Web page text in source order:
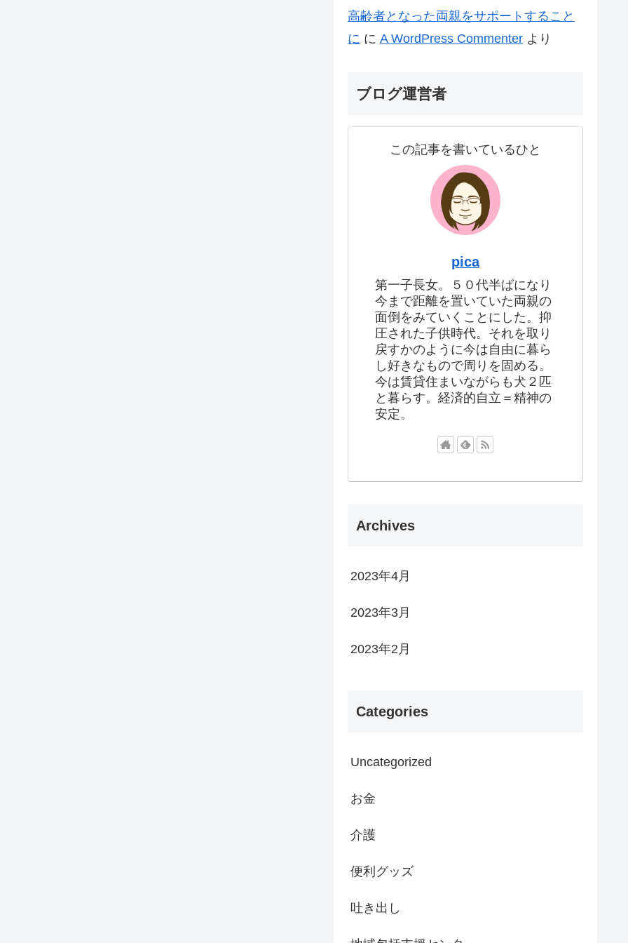
高齢者となった両親をサポートすること
に に A WordPress Commenter より
ブログ運営者
この記事を書いているひと
pica
第一子長女。５０代半ばになり
今まで距離を置いていた両親の
面倒をみていくことにした。抑
圧された子供時代。それを取り
戻すかのように今は自由に暮ら
し好きなもので周りを固める。
今は賃貸住まいながらも犬２匹
と暮らす。経済的自立＝精神の
安定。
Archives
2023年4月
2023年3月
2023年2月
Categories
Uncategorized
お金
介護
便利グッズ
吐き出し